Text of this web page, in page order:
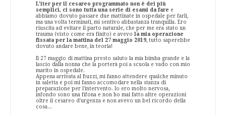
L'iter per il cesareo programmato non è dei più
semplici, ci sono tutta una serie di esami da fare e
abbiamo dovuto passare due mattinate in ospedale per farli,
ma una volta terminati, mi sentivo abbastanza tranquilla. Ero
riuscita ad evitare il parto naturale, che per me era stato un
trauma (visto come era finito) e avevo la mia operazione
fissata per la mattina del 27 maggio 2019 , tutto saperebbe
dovuto andare bene, in teoria!
Il 27 maggio di mattina presto saluto la mia bimba grande e la
lascio dalla nonna che la porterà poi a scuola e vado con mio
marito in ospedale.
Appena arrivata al Buzzi, mi fanno attendere qualche minuto
in saletta e poi mi fanno accomodare nella stanza di
preparazione per l'intervento. Io ero molto nervosa,
infondo sono una fifona e non ho mai fatto altre operazioni
oltre il cesareo d'urgenza e non avevo un bel ricordo della
cosa...